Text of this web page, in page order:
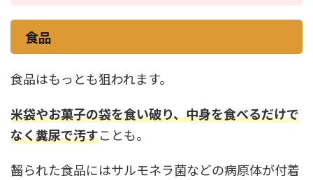
食品
食品はもっとも狙われます。
米袋やお菓子の袋を食い破り、中身を食べるだけで
なく糞尿で汚すことも。
齧られた食品にはサルモネラ菌などの病原体が付着